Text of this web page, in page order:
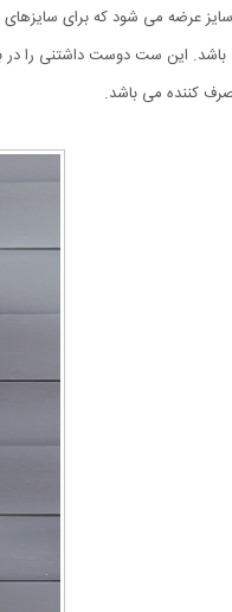
این ست دوست داشتنی را در
کننده می باشد.